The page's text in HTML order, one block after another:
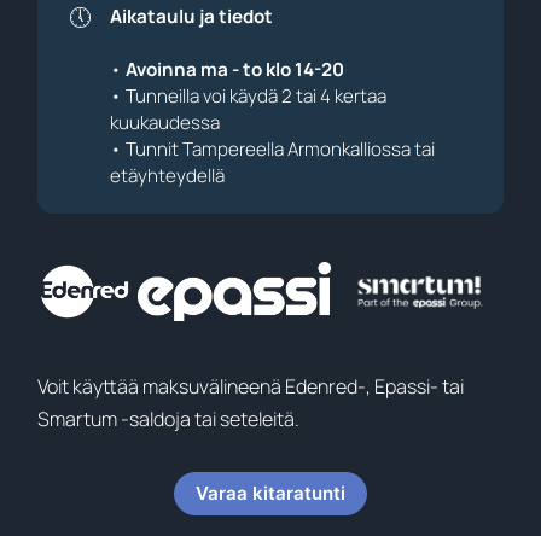
🕔 Aikataulu ja tiedot
• Avoinna ma - to klo 14-20
• Tunneilla voi käydä 2 tai 4 kertaa
kuukaudessa
• Tunnit Tampereella Armonkalliossa tai
etäyhteydellä
Voit käyttää maksuvälineenä Edenred-, Epassi- tai
Smartum -saldoja tai seteleitä.
Varaa kitaratunti